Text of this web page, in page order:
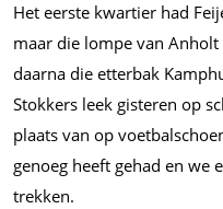
Het eerste kwartier had
maar die lompe van
daarna die etterbak
Stokkers leek gisteren op
plaats van op
genoeg heeft gehad en we
trekken.